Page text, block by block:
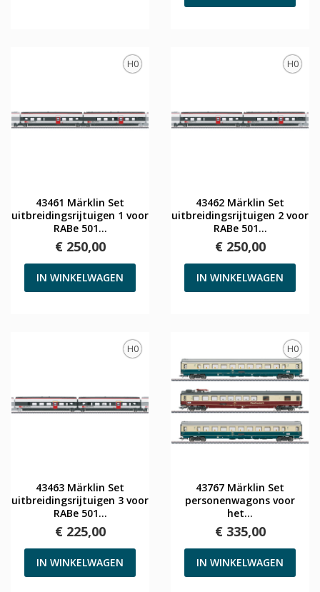
H0
43461 Märklin Set
uitbreidingsrijtuigen 1 voor
RABe 501...
€ 250,00
IN WINKELWAGEN
H0
43462 Märklin Set
uitbreidingsrijtuigen 2 voor
RABe 501...
€ 250,00
IN WINKELWAGEN
H0
43463 Märklin Set
uitbreidingsrijtuigen 3 voor
RABe 501...
€ 225,00
IN WINKELWAGEN
H0
43767 Märklin Set
personenwagons voor
het...
€ 335,00
IN WINKELWAGEN